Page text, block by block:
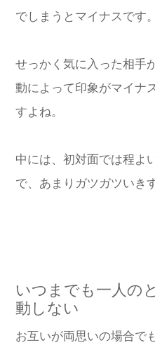
でしまうとマイナスです。
せっかく気に入った相手
動によって印象がマイナ
すよね。
中には、初対面では程よ
で、あまりガツガツいき
いつまでも一人の
動しない
お互いが両思いの場合で